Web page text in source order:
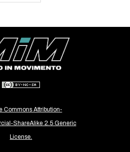
Commons Attribution-
ShareAlike 2.5 Generic
License.